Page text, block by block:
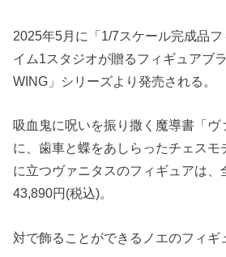
2025年5月に「1/7スケール完成品
イム1スタジオが贈るフィギュアブ
WING」シリーズより発売される。
吸血鬼に呪いを振り撒く魔導書「ヴ
に、歯車と蝶をあしらったチェスモ
に立つヴァニタスのフィギュアは、
43,890円(税込)。
対で飾ることができるノエのフィギ